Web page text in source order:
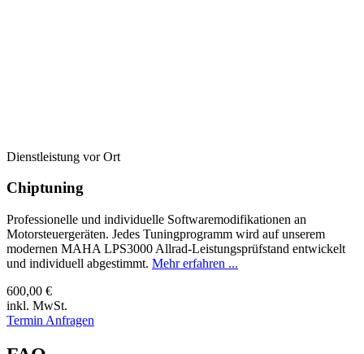
Dienstleistung vor Ort
Chiptuning
Professionelle und individuelle Softwaremodifikationen an
Motorsteuergeräten. Jedes Tuningprogramm wird auf unserem
modernen MAHA LPS3000 Allrad-Leistungsprüfstand entwickelt
und individuell abgestimmt. Mehr erfahren ...
600,00 €
inkl. MwSt.
Termin Anfragen